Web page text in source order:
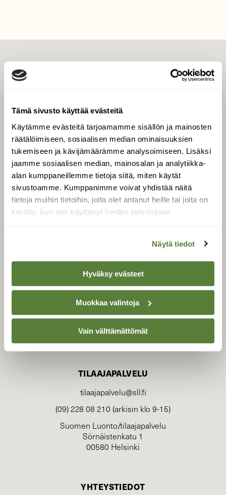
Tämä sivusto käyttää evästeitä
Käytämme evästeitä tarjoamamme sisällön ja mainosten
räätälöimiseen, sosiaalisen median ominaisuuksien
tukemiseen ja kävijämäärämme analysoimiseen. Lisäksi
jaamme sosiaalisen median, mainosalan ja analytiikka-
alan kumppaneillemme tietoja siitä, miten käytät
sivustoamme. Kumppanimme voivat yhdistää näitä
tietoja muihin tietoihin, joita olet antanut heille tai joita on
kerätty, kun olet käyttänyt heidän palvelujaan.
Näytä tiedot
Hyväksy evästeet
Muokkaa valintoja
Vain välttämättömät
Tilaa digilukuoikeus
Äänestä parasta juttua
Tilaa uutiskirje
SUOMEN LUONNON­
SUOJELU­LIITTO
Suomen Luonto -lehden
luonnonsuojelu­liitto.
TILAAJAPALVELU
tilaajapalvelu@sll.fi
(09) 228 08 210 (arkisin klo 9-15)
Suomen Luonto/tilaajapalvelu
Sörnäistenkatu 1
00580 Helsinki
YHTEYSTIEDOT